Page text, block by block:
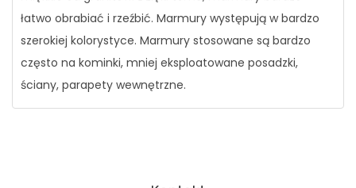
łatwo obrabiać i rzeźbić. Marmury występują w bardzo
szerokiej kolorystyce. Marmury stosowane są bardzo
często na kominki, mniej eksploatowane posadzki,
ściany, parapety wewnętrzne.